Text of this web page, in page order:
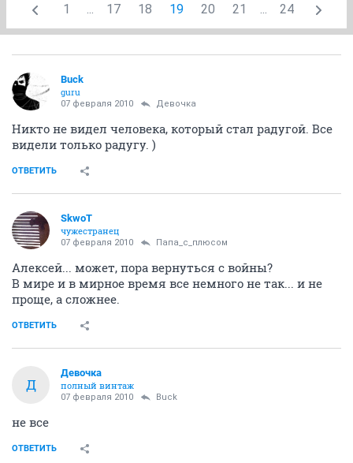
1 ... 17 18 19 20 21 ... 24
Buck
guru
07 февраля 2010 Девочка
Никто не видел человека, который стал радугой. Все
видели только радугу. )
ОТВЕТИТЬ
SkwоT
чужестранец
07 февраля 2010 Папа_с_плюсом
Алексей... может, пора вернуться с войны?
В мире и в мирное время все немного не так... и не
проще, а сложнее.
ОТВЕТИТЬ
Д
Девочка
полный винтаж
07 февраля 2010 Buck
не все
ОТВЕТИТЬ